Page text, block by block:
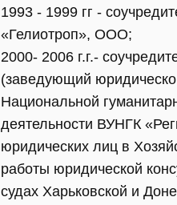
1993 - 1999 гг -
«Гелиотроп», ООО;
2000- 2006 г.г.-
(заведующий
Национальной
деятельности ВУНГК
юридических лиц в
работы юридической
судах Харьковской и